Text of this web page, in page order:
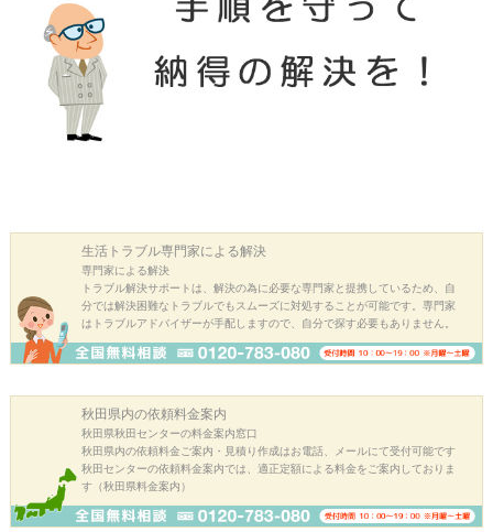
生活トラブル専門家による解決
専門家による解決
トラブル解決サポートは、解決の為に必要な専門家と提携しているため、自
分では解決困難なトラブルでもスムーズに対処することが可能です。専門家
はトラブルアドバイザーが手配しますので、自分で探す必要もありません。
秋田県内の依頼料金案内
秋田県秋田センターの料金案内窓口
秋田県内の依頼料金ご案内・見積り作成はお電話、メールにて受付可能です
秋田センターの依頼料金案内では、適正定額による料金をご案内しておりま
す（秋田県料金案内）